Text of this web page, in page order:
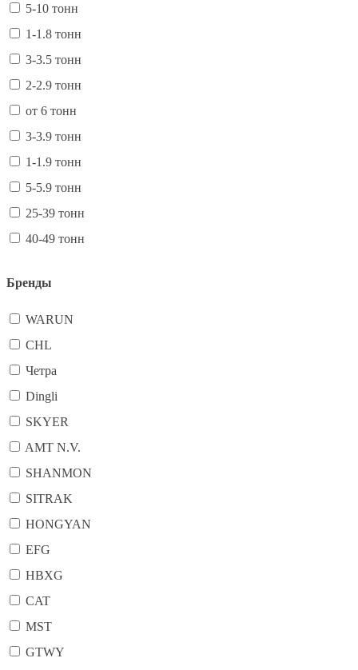
5-10 тонн
1-1.8 тонн
3-3.5 тонн
2-2.9 тонн
от 6 тонн
3-3.9 тонн
1-1.9 тонн
5-5.9 тонн
25-39 тонн
40-49 тонн
Бренды
WARUN
CHL
Четра
Dingli
SKYER
AMT N.V.
SHANMON
SITRAK
HONGYAN
EFG
HBXG
CAT
MST
GTWY